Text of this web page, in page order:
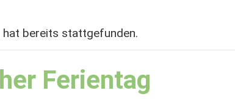
hat bereits stattgefunden.
Ferientag